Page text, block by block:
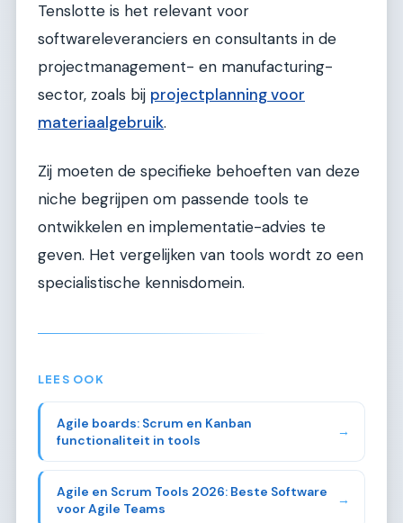
Tenslotte is het relevant voor
softwareleveranciers en consultants in de
projectmanagement- en manufacturing-
sector, zoals bij projectplanning voor
materiaalgebruik.
Zij moeten de specifieke behoeften van deze
niche begrijpen om passende tools te
ontwikkelen en implementatie-advies te
geven. Het vergelijken van tools wordt zo een
specialistische kennisdomein.
LEES OOK
Agile boards: Scrum en Kanban
functionaliteit in tools
→
Agile en Scrum Tools 2026: Beste Software
voor Agile Teams
→